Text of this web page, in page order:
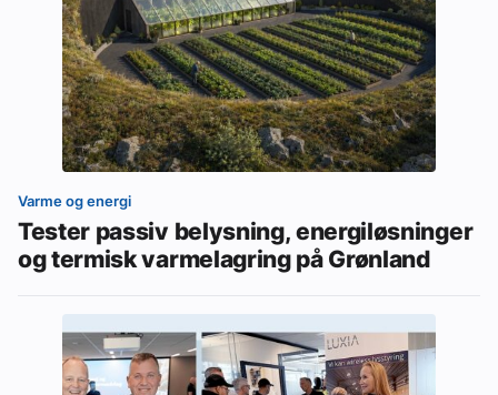
Varme og energi
Tester passiv belysning, energiløsninger
og termisk varmelagring på Grønland